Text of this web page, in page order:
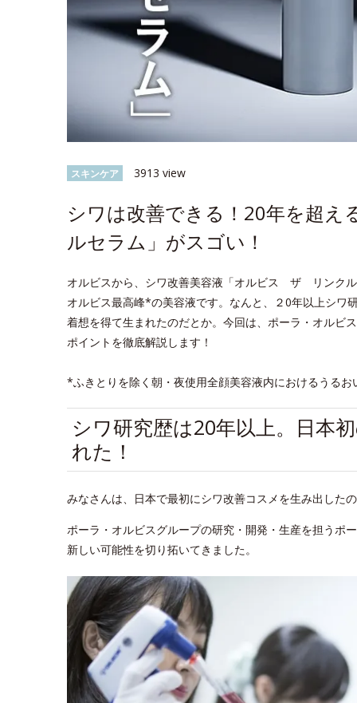
スキンケア 3913 view
シワは改善できる！20年を超
ルセラム」がスゴい！
オルビスから、シワ改善美容液「オルビス ザ リンク
オルビス最高峰*の美容液です。なんと、２0年以上シワ
着想を得て生まれたのだとか。今回は、ポーラ・オルビ
ポイントを徹底解説します！
*ふきとりを除く朝・夜使用全顔美容液内におけるうるお
シワ研究歴は20年以上。日本
れた！
みなさんは、日本で最初にシワ改善コスメを生み出した
ポーラ・オルビスグループの研究・開発・生産を担うポ
新しい可能性を切り拓いてきました。